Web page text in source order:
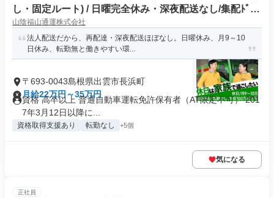
し・固定ルート) / 日曜完全休み・深夜配送なし/集配ﾄﾞﾗｲ
ﾊﾞｰ2t(正社員)
山陰福山通運株式会社
法人配送だから、再配達・深夜配送ほぼなし。日曜休み、月9～10
日休み、転勤無と働きやすい環...
〒693-0043島根県出雲市長浜町
月給22万円～35万円
資格 高卒以上 普通自動車運転免許保有者（AT限定不可） 201
7年3月12日以降に...
資格取得支援あり 転勤なし +5個
気になる
正社員